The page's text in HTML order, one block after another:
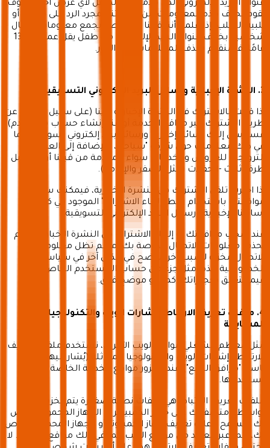
عنوان البريد الإلكتروني الذي قدمه هذا الطفل لأي غرض آخر، وسوف
نقوم بحذف هذه المعلومات من سجلاتنا بمجرد الرد على سؤاله أو
تلبية الطلب. إذا علمنا أننا قمنا دون قصد بجمع معلومات اتصال
شخصية بخلاف عنوان البريد الإلكتروني من طفل يقل عمره عن 13
عامًا، فسنقوم بحذف المعلومات على الفور.
3. النشرة الإخبارية ورسائل البريد الإلكتروني التسويقية
إذا قمت بالاشتراك في النشرة الإخبارية لدينا (على سبيل المثال، عن
طريق الاشتراك عبر مواقع الخدمة أو عند إنشاء حساب مستخدم)،
فسنرسل إليك رسائل إخبارية ورسائل بريد إلكتروني تسويقية، بما
في ذلك معلومات حول شركة "سياحة"، بالإضافة إلى العروض
الترويجية للعروض والخدمات سواء المقدمة من قبلنا أو من قبل
طرف ثالث -الحفلات (مثل السفر والإقامة).
إذا اخترت تلقي الاشتراك في النشرة الإخبارية، فيمكنك سحب
موافقتك باستخدام رابط "إلغاء الاشتراك" الموجود في كل من
رسائلنا الإخبارية ورسائل البريد الإلكتروني التسويقية.
عند سحب موافقتك أو إلغاء الاشتراك في النشرة الإخبارية، نقوم
بحذف معلومات الاتصال الخاصة بك، ما لم تظل معلومات
الاتصال مخزنة لسبب آخر موضح في مكان آخر في سياسة
الخصوصية هذه، مثل جزء من حساب المستخدم الخاص بك أو
فيما يتعلق بحجوزاتك، كما هو موضح فوق.
4. ملفات تعريف الارتباط وإشارات الويب والتكنولوجيا
المشابهة
مثل معظم مشغلي مواقع الويب الآخرين، نستخدم ملفات تعريف
الارتباط وإشارات الويب والتكنولوجيا المماثلة (يُشار إليها إجمالاً
باسم "مرافق التتبع") عندما تزور مواقع الخدمة الخاصة بنا أو
تستخدمها.
ملفات تعريف الارتباط هي ملفات نصية صغيرة يتم تخزينها
بواسطة متصفحك على جهاز الكمبيوتر أو الجهاز المحمول الخاص
بك وتسمح بإعادة تعريف جهاز الكمبيوتر أو الجهاز المحمول الخاص
بك، ربما عبر العديد من مواقع الويب، بما في ذلك مواقع الخدمة. لا